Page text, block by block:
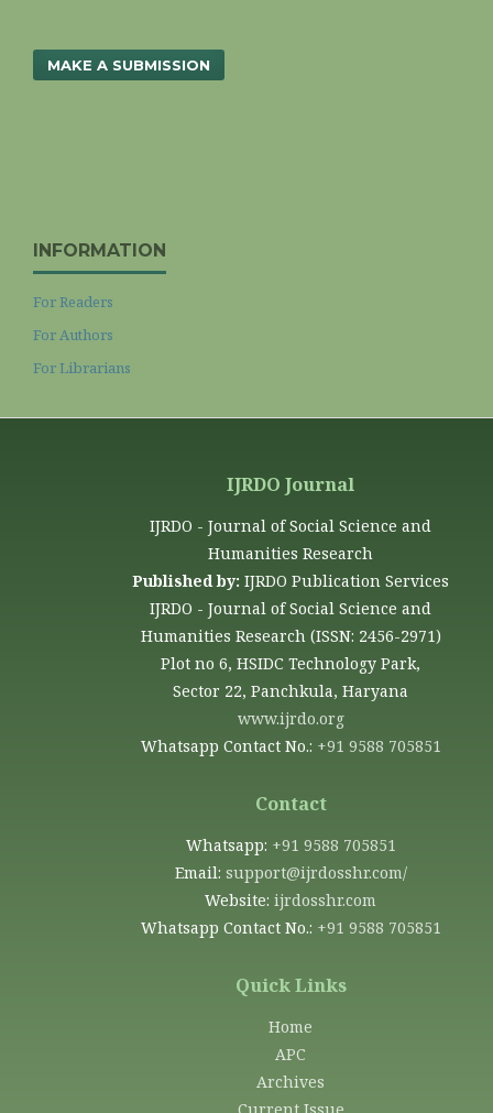
MAKE A SUBMISSION
INFORMATION
For Readers
For Authors
For Librarians
IJRDO Journal
IJRDO - Journal of Social Science and
Humanities Research
Published by: IJRDO Publication Services
IJRDO - Journal of Social Science and
Humanities Research (ISSN: 2456-2971)
Plot no 6, HSIDC Technology Park,
Sector 22, Panchkula, Haryana
www.ijrdo.org
Whatsapp Contact No.: +91 9588 705851
Contact
Whatsapp: +91 9588 705851
Email: support@ijrdosshr.com/
Website: ijrdosshr.com
Whatsapp Contact No.: +91 9588 705851
Quick Links
Home
APC
Archives